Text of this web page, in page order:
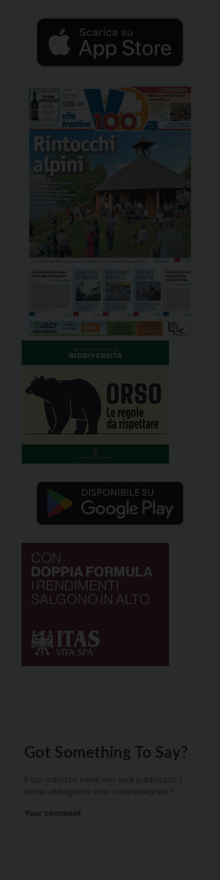
Got Something To Say?
Il tuo indirizzo email non sarà pubblicato.
campi obbligatori sono contrassegnati *
Your comment